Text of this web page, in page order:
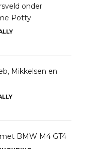
onder
Potty
Mikkelsen en
BMW M4 GT4